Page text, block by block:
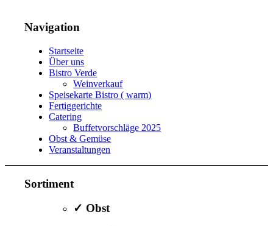
Navigation
Startseite
Über uns
Bistro Verde
Weinverkauf
Speisekarte Bistro ( warm)
Fertiggerichte
Catering
Buffetvorschläge 2025
Obst & Gemüse
Veranstaltungen
Sortiment
✓ Obst